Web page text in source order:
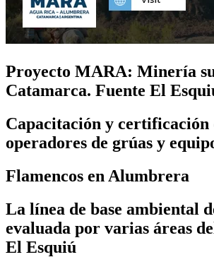
Proyecto MARA: Minería
Catamarca. Fuente El
Capacitación y certificación
operadores de grúas y
Flamencos en Alumbrera
La línea de base ambiental
evaluada por varias áreas
El Esquiú